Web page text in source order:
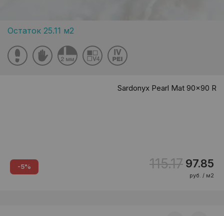
Остаток 25.11 м2
Sardonyx Pearl Mat 90x90 R
-5% 115.17 97.85
руб. / м2